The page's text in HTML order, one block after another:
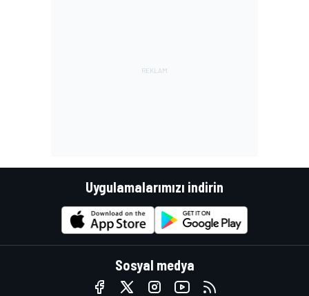
Uygulamalarımızı indirin
Sosyal medya